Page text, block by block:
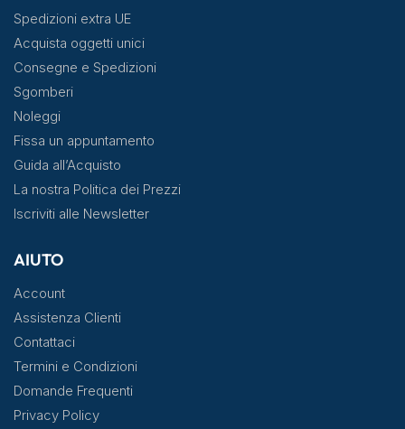
Spedizioni extra UE
Acquista oggetti unici
Consegne e Spedizioni
Sgomberi
Noleggi
Fissa un appuntamento
Guida all’Acquisto
La nostra Politica dei Prezzi
Iscriviti alle Newsletter
AIUTO
Account
Assistenza Clienti
Contattaci
Termini e Condizioni
Domande Frequenti
Privacy Policy